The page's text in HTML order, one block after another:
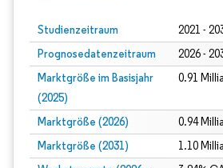
Studienzeitraum 2021 -
Prognosedatenzeitraum 2026 -
Marktgröße im Basisjahr
(2025)
0.91
Marktgröße (2026) 0.94
Marktgröße (2031) 1.10